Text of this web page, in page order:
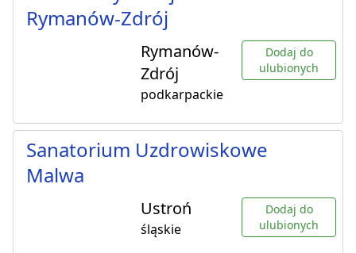
Rymanów-Zdrój
Rymanów-
Zdrój
podkarpackie
Dodaj do
ulubionych
Sanatorium Uzdrowiskowe
Malwa
Ustroń
śląskie
Dodaj do
ulubionych